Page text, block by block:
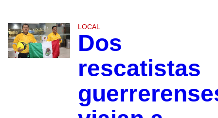
LOCAL
Dos
rescatistas